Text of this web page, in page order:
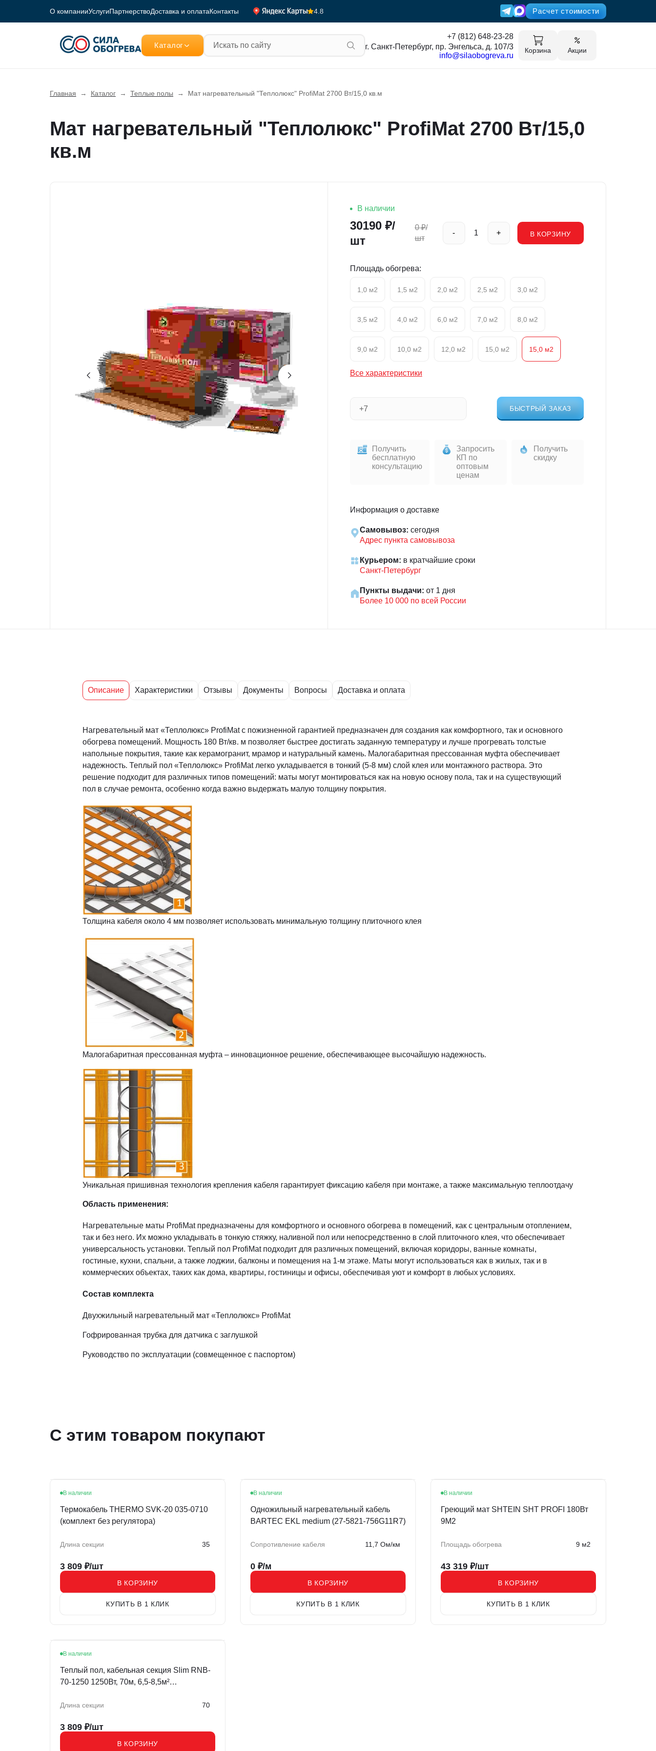
О компанииУслугиПартнерствоДоставка и оплатаКонтакты 4.8 Расчет стоимости
Каталог
+7 (812) 648-23-28
г. Санкт-Петербург, пр. Энгельса, д. 107/3
info@silaobogreva.ru
Корзина Акции
Главная → Каталог → Теплые полы → Мат нагревательный "Теплолюкс" ProfiMat 2700 Вт/15,0 кв.м
Мат нагревательный "Теплолюкс" ProfiMat 2700 Вт/15,0
кв.м
В наличии
30190 ₽/
шт
0 ₽/
шт
- + В КОРЗИНУ
Площадь обогрева:
1,0 м2 1,5 м2 2,0 м2 2,5 м2 3,0 м2
3,5 м2 4,0 м2 6,0 м2 7,0 м2 8,0 м2
9,0 м2 10,0 м2 12,0 м2 15,0 м2 15,0 м2
Все характеристики
БЫСТРЫЙ ЗАКАЗ
Получить
бесплатную
консультацию
Запросить
КП по
оптовым
ценам
Получить
скидку
Информация о доставке
Самовывоз: сегодня
Адрес пункта самовывоза
Курьером: в кратчайшие сроки
Санкт-Петербург
Пункты выдачи: от 1 дня
Более 10 000 по всей России
Описание Характеристики Отзывы Документы Вопросы Доставка и оплата
Нагревательный мат «Теплолюкс» ProfiMat с пожизненной гарантией предназначен для создания как комфортного, так и основного
обогрева помещений. Мощность 180 Вт/кв. м позволяет быстрее достигать заданную температуру и лучше прогревать толстые
напольные покрытия, такие как керамогранит, мрамор и натуральный камень. Малогабаритная прессованная муфта обеспечивает
надежность. Теплый пол «Теплолюкс» ProfiMat легко укладывается в тонкий (5-8 мм) слой клея или монтажного раствора. Это
решение подходит для различных типов помещений: маты могут монтироваться как на новую основу пола, так и на существующий
пол в случае ремонта, особенно когда важно выдержать малую толщину покрытия.
Толщина кабеля около 4 мм позволяет использовать минимальную толщину плиточного клея
Малогабаритная прессованная муфта – инновационное решение, обеспечивающее высочайшую надежность.
Уникальная пришивная технология крепления кабеля гарантирует фиксацию кабеля при монтаже, а также максимальную теплоотдачу
Область применения:
Нагревательные маты ProfiMat предназначены для комфортного и основного обогрева в помещений, как с центральным отоплением,
так и без него. Их можно укладывать в тонкую стяжку, наливной пол или непосредственно в слой плиточного клея, что обеспечивает
универсальность установки. Теплый пол ProfiMat подходит для различных помещений, включая коридоры, ванные комнаты,
гостиные, кухни, спальни, а также лоджии, балконы и помещения на 1-м этаже. Маты могут использоваться как в жилых, так и в
коммерческих объектах, таких как дома, квартиры, гостиницы и офисы, обеспечивая уют и комфорт в любых условиях.
Состав комплекта
Двухжильный нагревательный мат «Теплолюкс» ProfiMat
Гофрированная трубка для датчика с заглушкой
Руководство по эксплуатации (совмещенное с паспортом)
С этим товаром покупают
В наличии
Термокабель THERMO SVK-20 035-0710
(комплект без регулятора)
Длина секции 35
3 809 ₽/шт
В КОРЗИНУ
КУПИТЬ В 1 КЛИК
В наличии
Одножильный нагревательный кабель
BARTEC EKL medium (27-5821-756G11R7)
Сопротивление кабеля 11,7 Ом/км
0 ₽/м
В КОРЗИНУ
КУПИТЬ В 1 КЛИК
В наличии
Греющий мат SHTEIN SHT PROFI 180Вт
9M2
Площадь обогрева 9 м2
43 319 ₽/шт
В КОРЗИНУ
КУПИТЬ В 1 КЛИК
В наличии
Теплый пол, кабельная секция Slim RNB-
70-1250 1250Вт, 70м, 6,5-8,5м²
Длина секции 70
3 809 ₽/шт
В КОРЗИНУ